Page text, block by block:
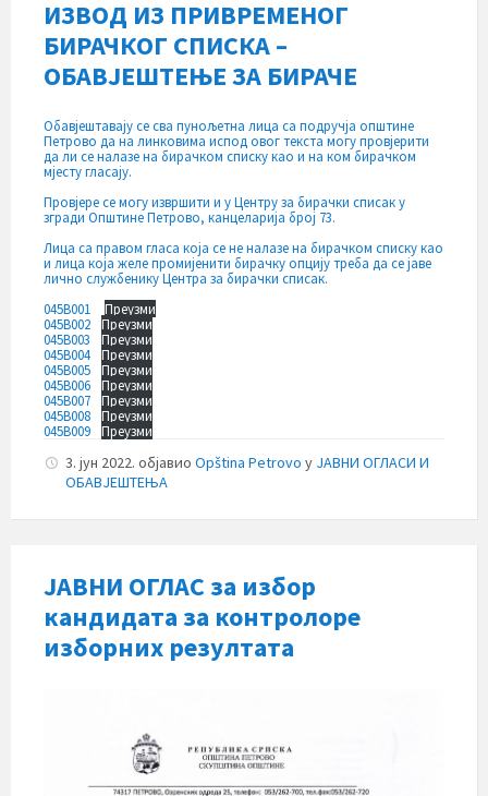
ИЗВОД ИЗ ПРИВРЕМЕНОГ
БИРАЧКОГ СПИСКА –
ОБАВЈЕШТЕЊЕ ЗА БИРАЧЕ
Обавјештавају се сва пунољетна лица са подручја општине
Петрово да на линковима испод овог текста могу провјерити
да ли се налазе на бирачком списку као и на ком бирачком
мјесту гласају.
Провјере се могу извршити и у Центру за бирачки списак у
згради Општине Петрово, канцеларија број 73.
Лица са правом гласа која се не налазе на бирачком списку као
и лица која желе промијенити бирачку опцију треба да се јаве
лично службенику Центра за бирачки списак.
045B001
Преузми
045B002
Преузми
045B003
Преузми
045B004
Преузми
045B005
Преузми
045B006
Преузми
045B007
Преузми
045B008
Преузми
045B009
Преузми
3. јун 2022. објавио Opština Petrovo у ЈАВНИ ОГЛАСИ И
ОБАВЈЕШТЕЊА
ЈАВНИ ОГЛАС за избор
кандидата за контролоре
изборних резултата